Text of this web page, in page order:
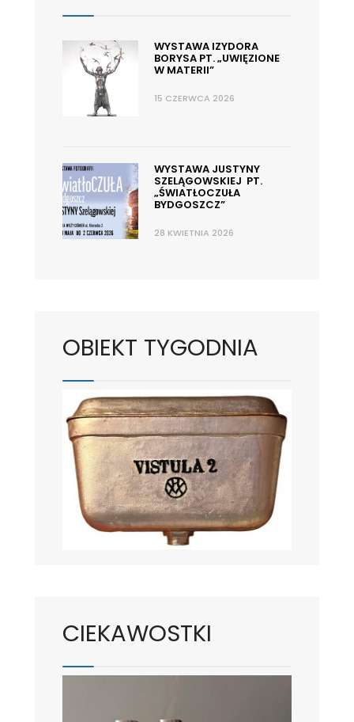
WYSTAWA IZYDORA
BORYSA PT. „UWIĘZIONE
W MATERII”
15 CZERWCA 2026
WYSTAWA JUSTYNY
SZELĄGOWSKIEJ PT.
„ŚWIATŁOCZUŁA
BYDGOSZCZ”
28 KWIETNIA 2026
OBIEKT TYGODNIA
CIEKAWOSTKI